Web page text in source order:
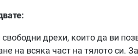
дрехи, които да ви
на всяка част на тялото си.